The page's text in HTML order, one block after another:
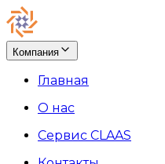
Компания
Главная
О нас
Сервис CLAAS